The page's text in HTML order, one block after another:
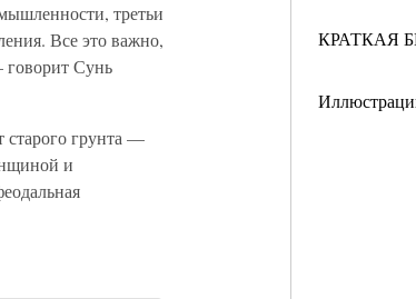
КРАТКАЯ
третьи
Все это важно,
Сунь
старого грунта —
и